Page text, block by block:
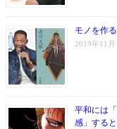
モノを作
2019年11月
平和には
感」する